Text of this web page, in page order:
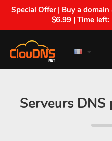
Special Offer | Buy a
$6.99 | Time left:
Serveurs DNS